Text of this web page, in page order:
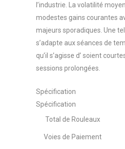
l’industrie. La volatilité
modestes gains courantes
majeurs sporadiques. Une
s’adapte aux séances de
qu’il s’agisse d’ soient
sessions prolongées.
Spécification
Spécification
Total de Rouleaux
Voies de Paiement